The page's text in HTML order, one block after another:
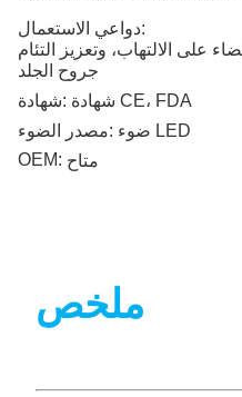
دواعي الاستعمال:
على الالتهاب، وتعزيز التئام
جروح الجلد
شهادة:
شهادة CE، FDA
مصدر الضوء:
ضوء LED
OEM: متاح
ملخص